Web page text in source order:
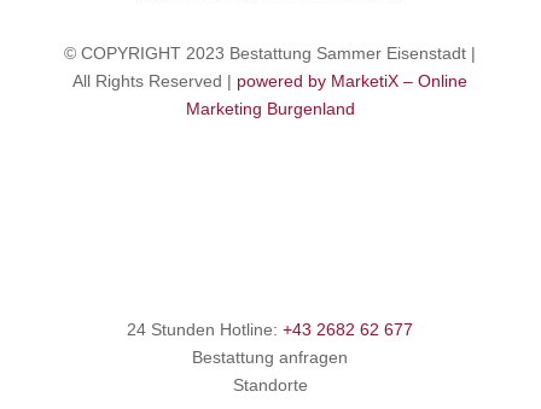
© COPYRIGHT 2023 Bestattung Sammer Eisenstadt |
All Rights Reserved | powered by MarketiX – Online
Marketing Burgenland
24 Stunden Hotline:+43 2682 62 677
Bestattung anfragen
Standorte